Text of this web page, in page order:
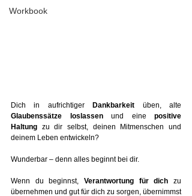
Workbook
Dich in aufrichtiger Dankbarkeit
Glaubenssätze loslassen und eine positive
Haltung zu dir selbst, deinen Mitmenschen und
deinem Leben entwickeln?
Wunderbar – denn alles beginnt bei dir.
Wenn du beginnst, Verantwortung für dich zu
übernehmen und gut für dich zu sorgen, übernimmst